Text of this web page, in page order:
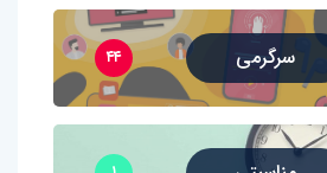
سرگرمی ۴۴